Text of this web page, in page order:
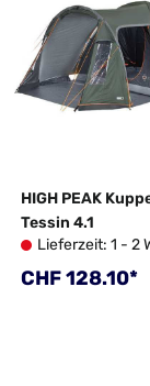
HIGH PEAK
Tessin 4.1
Lieferzeit: 1 - 2
Regulärer
CHF 128.10*